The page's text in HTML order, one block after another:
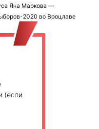
Яна Маркова —
2020 во Вроцлаве
(если